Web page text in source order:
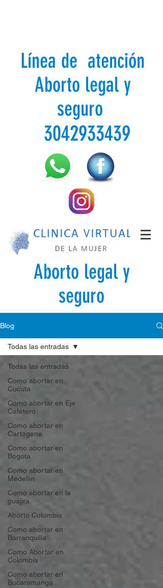
Línea de atención
Aborto legal y
seguro
3042933439
Aborto legal y
seguro
Blog
Todas las entradas
Como abortar en
Cucuta
Como abortar en Eje
Cafetero
Como abortar en
Cartagena
Como abortar en
Bogota
Como abortar en
Medellin
Como abortar en la
guajira
Aborto Colombia
Como abortar en
Barranquilla
Como Abortar en
Colombia
Como abortar en
Bucaramanga
Todas las entradas